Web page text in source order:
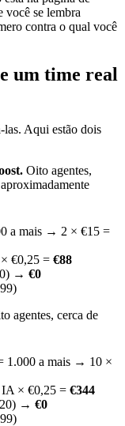
você se lembra
contra o qual você
um time real
las. Aqui estão dois
Oito agentes,
a mais → 2 × €15 =
€0,25 = €88
→ €0
agentes, cerca de
1.000 a mais → 10 ×
IA × €0,25 = €344
20) → €0